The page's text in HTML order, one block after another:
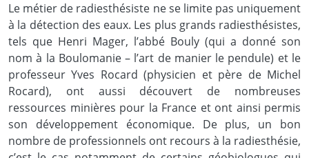
Le métier de radiesthésiste ne se limite pas uniquement
à la détection des eaux. Les plus grands radiesthésistes,
tels que Henri Mager, l’abbé Bouly (qui a donné son
nom à la Boulomanie – l’art de manier le pendule) et le
professeur Yves Rocard (physicien et père de Michel
Rocard), ont aussi découvert de nombreuses
ressources minières pour la France et ont ainsi permis
son développement économique. De plus, un bon
nombre de professionnels ont recours à la radiesthésie,